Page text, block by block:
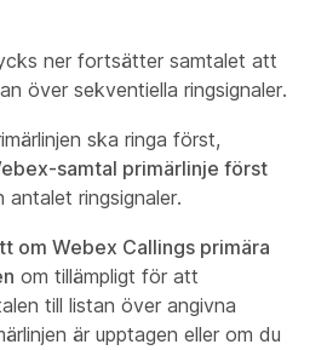
ner fortsätter samtalet att
över sekventiella ringsignaler.
ska ringa först,
samtal primärlinje först
antalet ringsignaler.
om Webex Callings primära
om tillämpligt för att
till listan över angivna
är upptagen eller om du